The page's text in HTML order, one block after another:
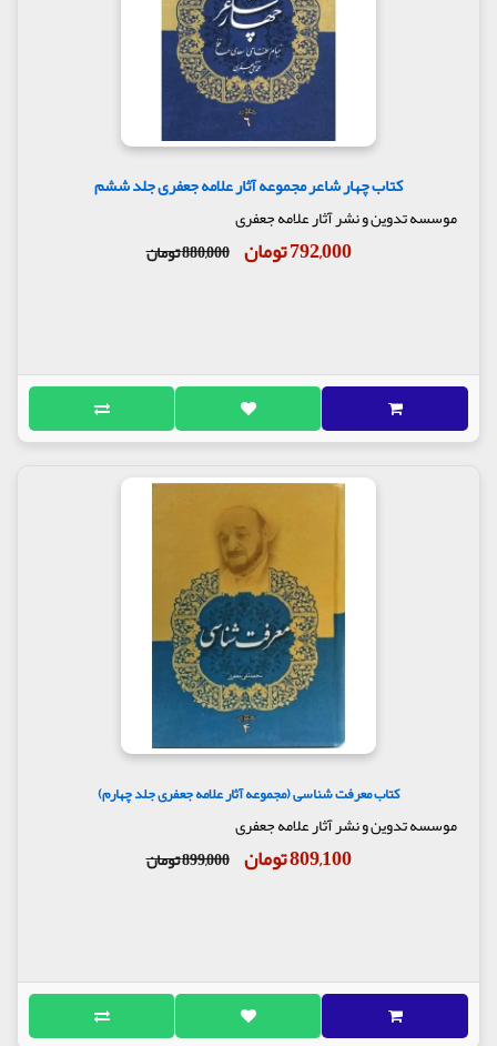
کتاب چهار شاعر مجموعه آثار علامه جعفری جلد ششم
موسسه تدوین و نشر آثار علامه جعفری
792,000 تومان 880,000 تومان
کتاب معرفت شناسی (مجموعه آثار علامه جعفری جلد چهارم)
موسسه تدوین و نشر آثار علامه جعفری
809,100 تومان 899,000 تومان